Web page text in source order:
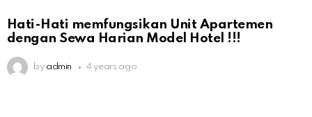
Hati-Hati memfungsikan Unit Apartemen
dengan Sewa Harian Model Hotel !!!
by admin 4 years ago